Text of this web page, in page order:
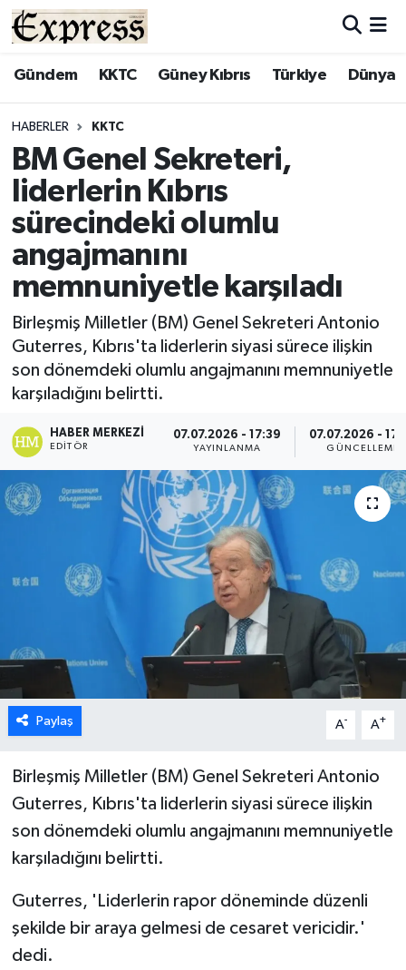
Gündem KKTC Güney Kıbrıs Türkiye Dünya
HABERLER KKTC
BM Genel Sekreteri,
liderlerin Kıbrıs
sürecindeki olumlu
angajmanını
memnuniyetle karşıladı
Birleşmiş Milletler (BM) Genel Sekreteri Antonio
Guterres, Kıbrıs'ta liderlerin siyasi sürece ilişkin
son dönemdeki olumlu angajmanını memnuniyetle
karşıladığını belirtti.
HABER MERKEZI
EDITÖR
07.07.2026 - 17:39
YAYINLANMA
07.07.2026 -
GÜNCELLEME
Paylaş A- A+
Birleşmiş Milletler (BM) Genel Sekreteri Antonio
Guterres, Kıbrıs'ta liderlerin siyasi sürece ilişkin
son dönemdeki olumlu angajmanını memnuniyetle
karşıladığını belirtti.
Guterres, 'Liderlerin rapor döneminde düzenli
şekilde bir araya gelmesi de cesaret vericidir.'
dedi.
ALAYKÖY
BİLİM
ÇATALKÖY
DÜNYA
EĞİTİM
EKONOMİ
ENGLISH
ESENTEPE
GAZİMAĞUSA
GÜNDEM
GÜNEY KIBRIS
İÇ HABERLER
KÜLTÜR SANAT
LEFKOŞA
MAGAZİN
Nöbetçi Eczaneler
Hava Durumu
Süper Lig Puan Durumu ve Fikstür
Tüm Manşetler
Son Dakika Haberleri
Haber Arşivi